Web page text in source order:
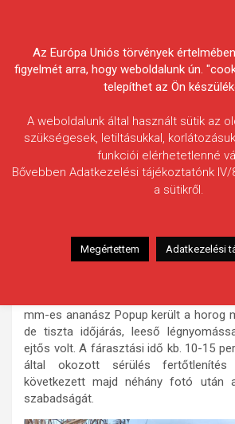
Egyesületek
Szakál Imre
Halfaj: Ponty
Fogott hal adatai: 12,68 kg
mm-es ananász Popup került a horog
de tiszta időjárás, leeső
ejtős volt. A fárasztási idő kb. 10-15
által okozott sérülés fertőtlenítés
következett majd néhány fotó után
szabadságát.
Az Európa Uniós törvények
figyelmét arra, hogy weboldalunk ún.
telepíthet az Ön
A weboldalunk által használt sütik az
szükségesek, letiltásukkal,
funkciói elérhetetlenné
Bővebben Adatkezelési tájékoztatónk
a sütikről.
Megértettem Adatkezelési